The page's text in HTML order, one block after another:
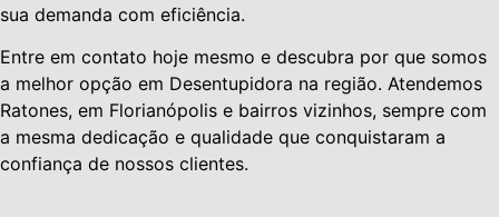
sua demanda com eficiência.
Entre em contato hoje mesmo e descubra por que somos
a melhor opção em Desentupidora na região. Atendemos
Ratones, em Florianópolis e bairros vizinhos, sempre com
a mesma dedicação e qualidade que conquistaram a
confiança de nossos clientes.